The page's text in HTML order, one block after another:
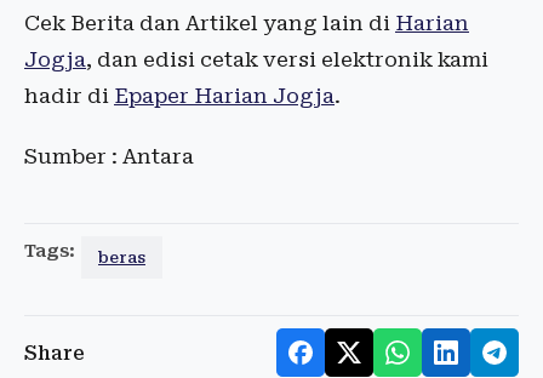
Cek Berita dan Artikel yang lain di Harian
Jogja, dan edisi cetak versi elektronik kami
hadir di Epaper Harian Jogja.
Sumber : Antara
Tags: beras
Share